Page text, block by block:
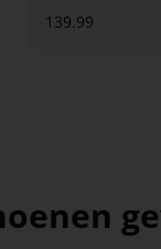
139.99